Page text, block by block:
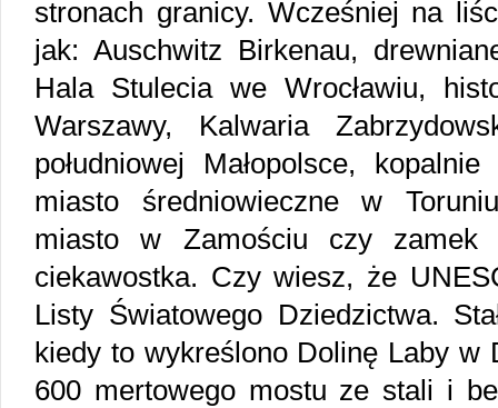
stronach granicy. Wcześniej na
jak: Auschwitz Birkenau,
Hala Stulecia we Wrocławiu,
Warszawy, Kalwaria
południowej Małopolsce,
miasto średniowieczne w
miasto w Zamościu czy
ciekawostka. Czy wiesz, że
Listy Światowego Dziedzictwa.
kiedy to wykreślono Dolinę Laby w
600 mertowego mostu ze stali i